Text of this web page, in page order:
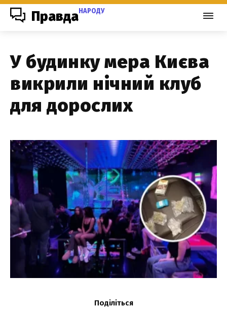
ПравдаНАРОДУ
У будинку мера Києва
викрили нічний клуб
для дорослих
Поділіться